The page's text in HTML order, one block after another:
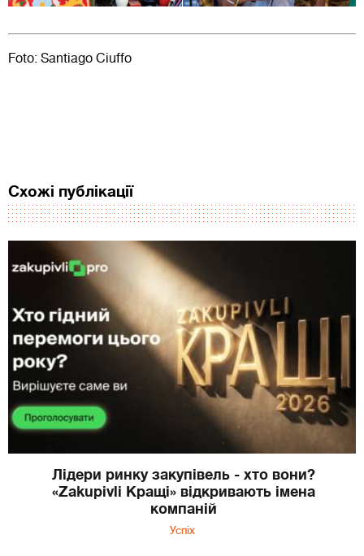
Foto: Santiago Ciuffo
Схожі публікації
Лідери ринку закупівель - хто вони?
«Zakupivli Кращі» відкривають імена
компаній
Успіх